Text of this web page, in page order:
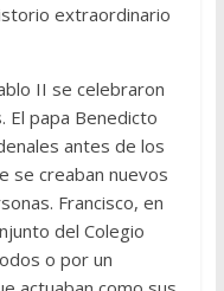
extraordinario
II se celebraron
papa Benedicto
antes de los
se creaban nuevos
Francisco, en
del Colegio
o por un